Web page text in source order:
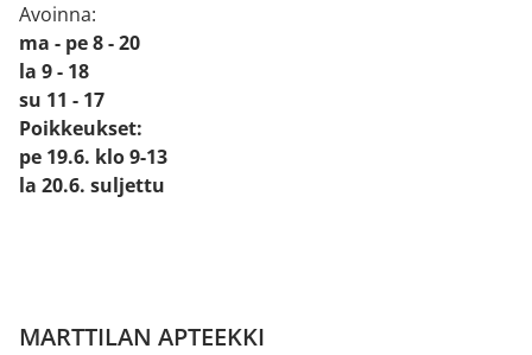
Avoinna:
ma - pe 8 - 20
la 9 - 18
su 11 - 17
Poikkeukset:
pe 19.6. klo 9-13
la 20.6. suljettu
MARTTILAN APTEEKKI